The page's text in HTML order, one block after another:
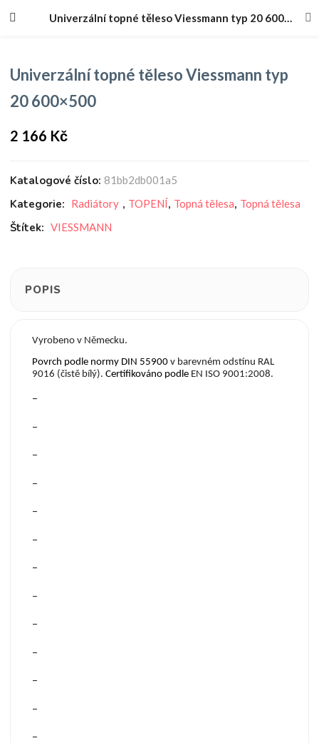
Univerzální topné těleso Viessmann typ 20 600×500
Univerzální topné těleso Viessmann typ
20 600×500
2 166 Kč
Katalogové číslo: 81bb2db001a5
Kategorie: Radiátory , TOPENÍ, Topná tělesa, Topná tělesa
Štítek: VIESSMANN
POPIS
Vyrobeno v Německu.
Povrch podle normy DIN 55900v barevném odstínu RAL
9016 (čistě bílý).Certifikováno podle EN ISO 9001:2008.
–
–
–
–
–
–
–
–
–
–
–
–
–